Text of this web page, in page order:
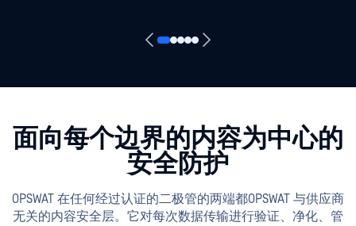
面向每个边界的内容为中心的
安全防护
OPSWAT 在任何经过认证的二极管的两端都OPSWAT 与供应商
无关的内容安全层。它对每次数据传输进行验证、净化、管